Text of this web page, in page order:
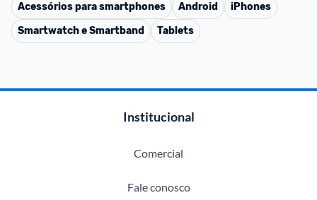
Acessórios para smartphones
Android
iPhones
Smartwatch e Smartband
Tablets
Institucional
Comercial
Fale conosco